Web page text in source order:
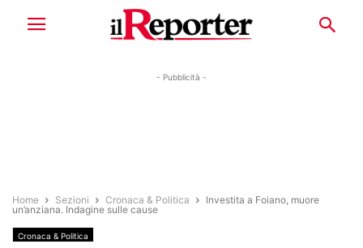
- Pubblicità -
Home Sezioni Cronaca & Politica
Investita a Foiano, muore
un’anziana. Indagine sulle cause
Cronaca & Politica